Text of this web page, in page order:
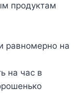
продуктам
равномерно на
на час в